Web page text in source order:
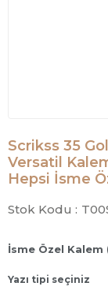
Scrikss 35
Versatil
Hepsi İsme
Stok Kodu :
İsme Özel Kalem
Yazı tipi seçiniz